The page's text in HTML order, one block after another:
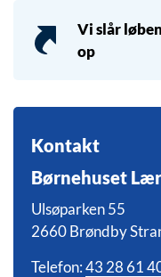
Vi slår
op
Kontakt
Børnehuset
Ulsøparken 55
2660 Brøndby
Telefon:43 28 61